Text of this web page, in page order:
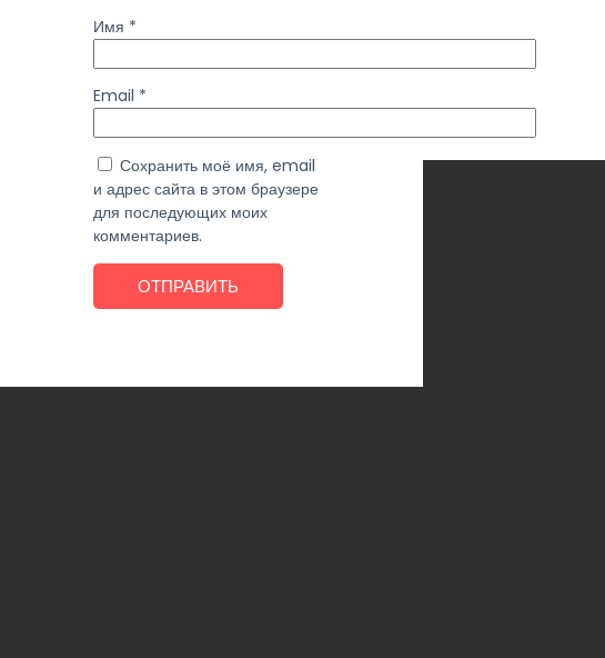
Имя *
Email *
Сохранить моё имя, email
и адрес сайта в этом браузере
для последующих моих
комментариев.